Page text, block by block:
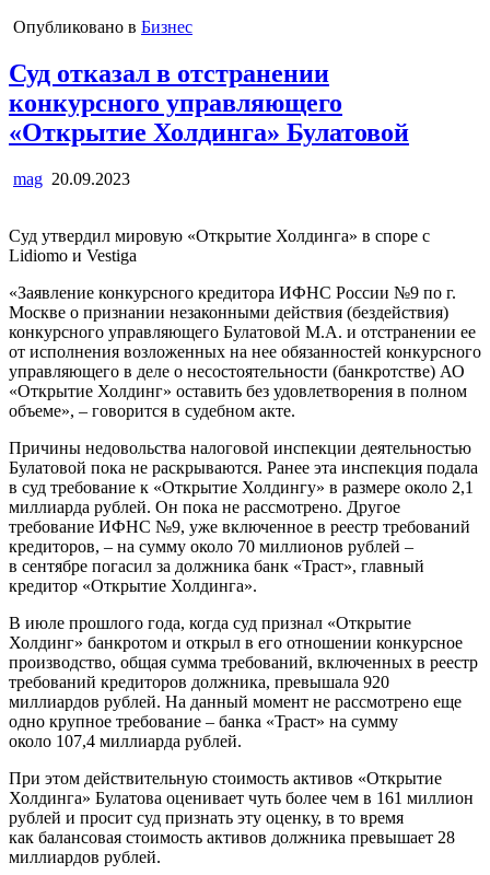
Опубликовано в Бизнес
Суд отказал в отстранении
конкурсного управляющего
«Открытие Холдинга» Булатовой
mag 20.09.2023
Суд утвердил мировую «Открытие Холдинга» в споре с
Lidiomo и Vestiga
«Заявление конкурсного кредитора ИФНС России №9 по г.
Москве о признании незаконными действия (бездействия)
конкурсного управляющего Булатовой М.А. и отстранении ее
от исполнения возложенных на нее обязанностей конкурсного
управляющего в деле о несостоятельности (банкротстве) АО
«Открытие Холдинг» оставить без удовлетворения в полном
объеме», – говорится в судебном акте.
Причины недовольства налоговой инспекции деятельностью
Булатовой пока не раскрываются. Ранее эта инспекция подала
в суд требование к «Открытие Холдингу» в размере около 2,1
миллиарда рублей. Он пока не рассмотрено. Другое
требование ИФНС №9, уже включенное в реестр требований
кредиторов, – на сумму около 70 миллионов рублей –
в сентябре погасил за должника банк «Траст», главный
кредитор «Открытие Холдинга».
В июле прошлого года, когда суд признал «Открытие
Холдинг» банкротом и открыл в его отношении конкурсное
производство, общая сумма требований, включенных в реестр
требований кредиторов должника, превышала 920
миллиардов рублей. На данный момент не рассмотрено еще
одно крупное требование – банка «Траст» на сумму
около 107,4 миллиарда рублей.
При этом действительную стоимость активов «Открытие
Холдинга» Булатова оценивает чуть более чем в 161 миллион
рублей и просит суд признать эту оценку, в то время
как балансовая стоимость активов должника превышает 28
миллиардов рублей.